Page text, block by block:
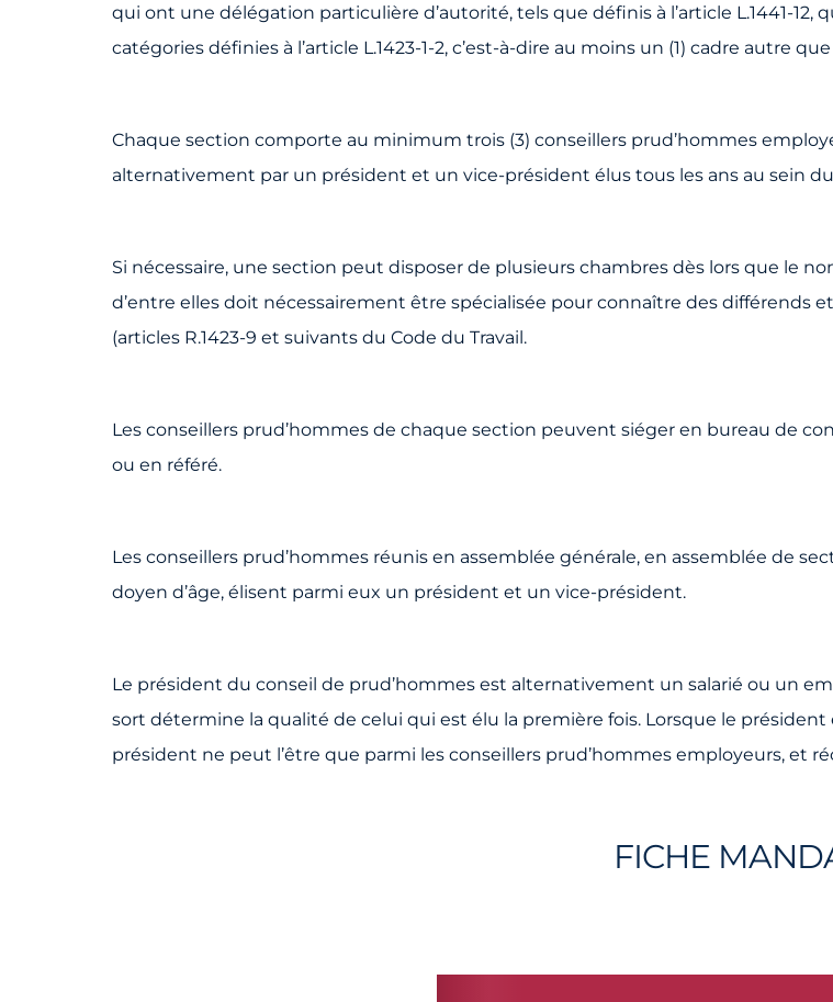
qui ont une délégation particulière d’autorité, tels que définis à l’article L.1441-12,
catégories définies à l’article L.1423-1-2, c’est-à-dire au moins un (1) cadre autre
Chaque section comporte au minimum trois (3) conseillers prud’hommes
alternativement par un président et un vice-président élus tous les ans au sein
Si nécessaire, une section peut disposer de plusieurs chambres dès lors que le
d’entre elles doit nécessairement être spécialisée pour connaître des
(articles R.1423-9 et suivants du Code du Travail.
Les conseillers prud’hommes de chaque section peuvent siéger en bureau de
ou en référé.
Les conseillers prud’hommes réunis en assemblée générale, en assemblée de
doyen d’âge, élisent parmi eux un président et un vice-président.
Le président du conseil de prud’hommes est alternativement un salarié ou un
sort détermine la qualité de celui qui est élu la première fois. Lorsque le président
président ne peut l’être que parmi les conseillers prud’hommes employeurs, et
FICHE